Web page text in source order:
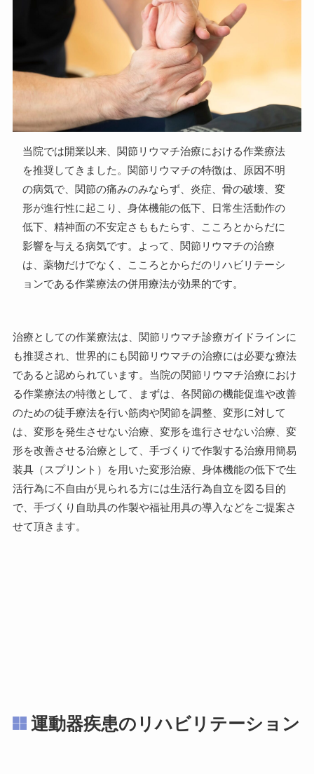
当院では開業以来、関節リウマチ治療における作業療法
を推奨してきました。関節リウマチの特徴は、原因不明
の病気で、関節の痛みのみならず、炎症、骨の破壊、変
形が進行性に起こり、身体機能の低下、日常生活動作の
低下、精神面の不安定さももたらす、こころとからだに
影響を与える病気です。よって、関節リウマチの治療
は、薬物だけでなく、こころとからだのリハビリテーシ
ョンである作業療法の併用療法が効果的です。
治療としての作業療法は、関節リウマチ診療ガイドラインに
も推奨され、世界的にも関節リウマチの治療には必要な療法
であると認められています。当院の関節リウマチ治療におけ
る作業療法の特徴として、まずは、各関節の機能促進や改善
のための徒手療法を行い筋肉や関節を調整、変形に対して
は、変形を発生させない治療、変形を進行させない治療、変
形を改善させる治療として、手づくりで作製する治療用簡易
装具（スプリント）を用いた変形治療、身体機能の低下で生
活行為に不自由が見られる方には生活行為自立を図る目的
で、手づくり自助具の作製や福祉用具の導入などをご提案さ
せて頂きます。
運動器疾患のリハビリテーション